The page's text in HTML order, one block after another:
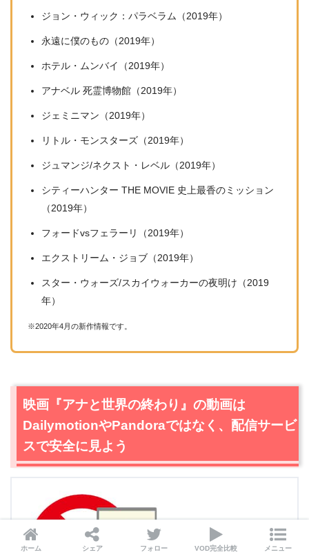
ジョン・ウィック：パラベラム（2019年）
永遠に僕のもの（2019年）
ホテル・ムンバイ（2019年）
アナベル 死霊博物館（2019年）
ジェミニマン（2019年）
リトル・モンスターズ（2019年）
ジュマンジ/ネクスト・レベル（2019年）
シティーハンター THE MOVIE 史上最香のミッション
（2019年）
フォードvsフェラーリ（2019年）
エクストリーム・ジョブ（2019年）
スター・ウォーズ/スカイウォーカーの夜明け（2019
年）
※2020年4月の新作情報です。
映画『アナと世界の終わり』の動画は
DailymotionやPandoraではなく、配信サービ
スで安全に見よう
ホーム シェア フォロー VOD完全比較 メニュー